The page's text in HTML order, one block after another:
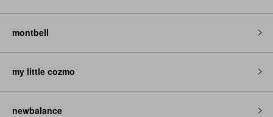
montbell
my little cozmo
newbalance